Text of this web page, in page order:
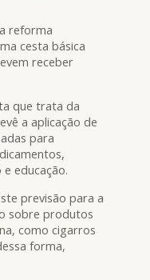
reforma
cesta básica
receber
que trata da
a aplicação de
para
educação.
previsão para a
sobre produtos
como cigarros
forma,